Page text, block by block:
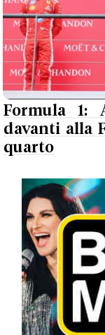
Formula 1:
davanti alla
quarto